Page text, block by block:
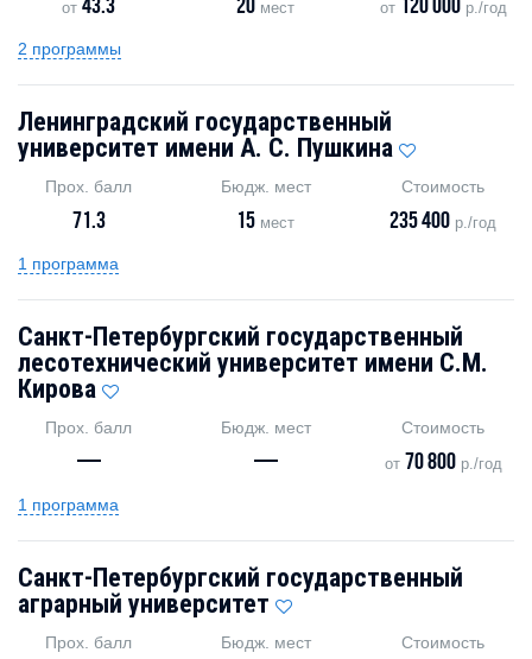
от43.3 20 мест от 120 000р./год
2 программы
Ленинградский государственный
университет имени А. С. Пушкина
Прох. балл
71.3
Бюдж. мест
15 мест
Стоимость
235 400 р./год
1 программа
Санкт-Петербургский государственный
лесотехнический университет имени С.М.
Кирова
Прох. балл
—
Бюдж. мест
—
Стоимость
от 70 800р./год
1 программа
Санкт-Петербургский государственный
аграрный университет
Прох. балл Бюдж. мест Стоимость